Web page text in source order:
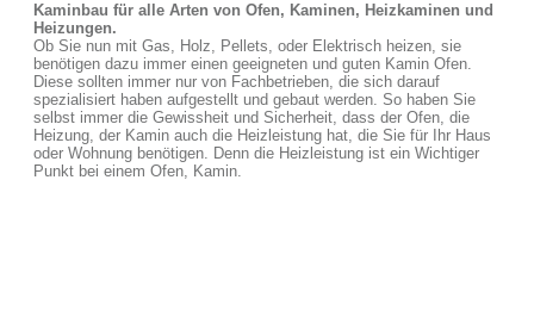
Kaminbau für alle Arten von Ofen, Kaminen, Heizkaminen und
Heizungen.
Ob Sie nun mit Gas, Holz, Pellets, oder Elektrisch heizen, sie
benötigen dazu immer einen geeigneten und guten Kamin Ofen.
Diese sollten immer nur von Fachbetrieben, die sich darauf
spezialisiert haben aufgestellt und gebaut werden. So haben Sie
selbst immer die Gewissheit und Sicherheit, dass der Ofen, die
Heizung, der Kamin auch die Heizleistung hat, die Sie für Ihr Haus
oder Wohnung benötigen. Denn die Heizleistung ist ein Wichtiger
Punkt bei einem Ofen, Kamin.